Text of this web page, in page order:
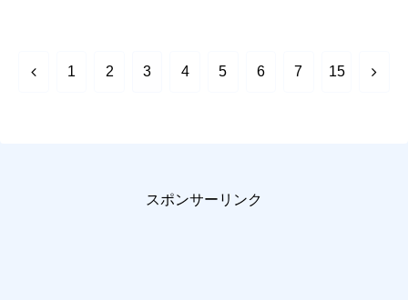
前 1 2 3 4 5 6 7 15 次
スポンサーリンク